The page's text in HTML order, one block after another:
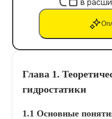
Глава 1.
гидростатики
1.1 Основные